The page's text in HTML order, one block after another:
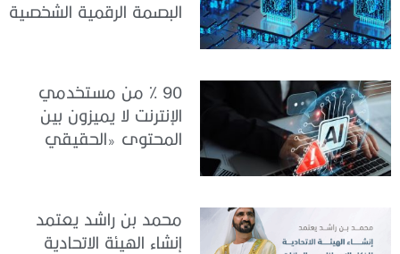
البصمة الرقمية الشخصية
90 % من مستخدمي
الإنترنت لا يميزون بين
المحتوى «الحقيقي
محمد بن راشد يعتمد
إنشاء الهيئة الاتحادية